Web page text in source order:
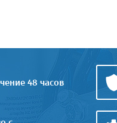
48 часов